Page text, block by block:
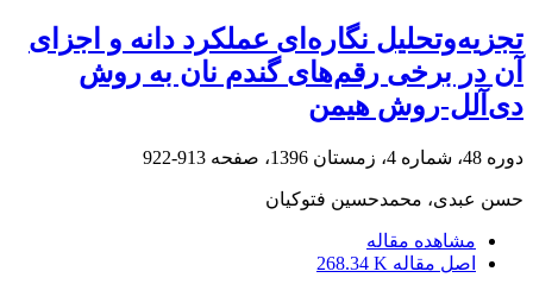
تجزیه‌وتحلیل نگاره‌ای عملکرد دانه و اجزای
آن در برخی رقم‌های گندم نان به روش
دی‌آلل-روش هیمن
دوره 48، شماره 4، زمستان 1396، صفحه 913-922
حسن عبدی، محمدحسین فتوکیان
مشاهده مقاله
اصل مقاله 268.34 K